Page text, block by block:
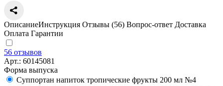
ОписаниеИнструкция Отзывы (56) Вопрос-ответ Доставка
Оплата Гарантии
56 отзывов
Арт.: 60145081
Форма выпуска
Суппортан напиток тропические фрукты 200 мл №4